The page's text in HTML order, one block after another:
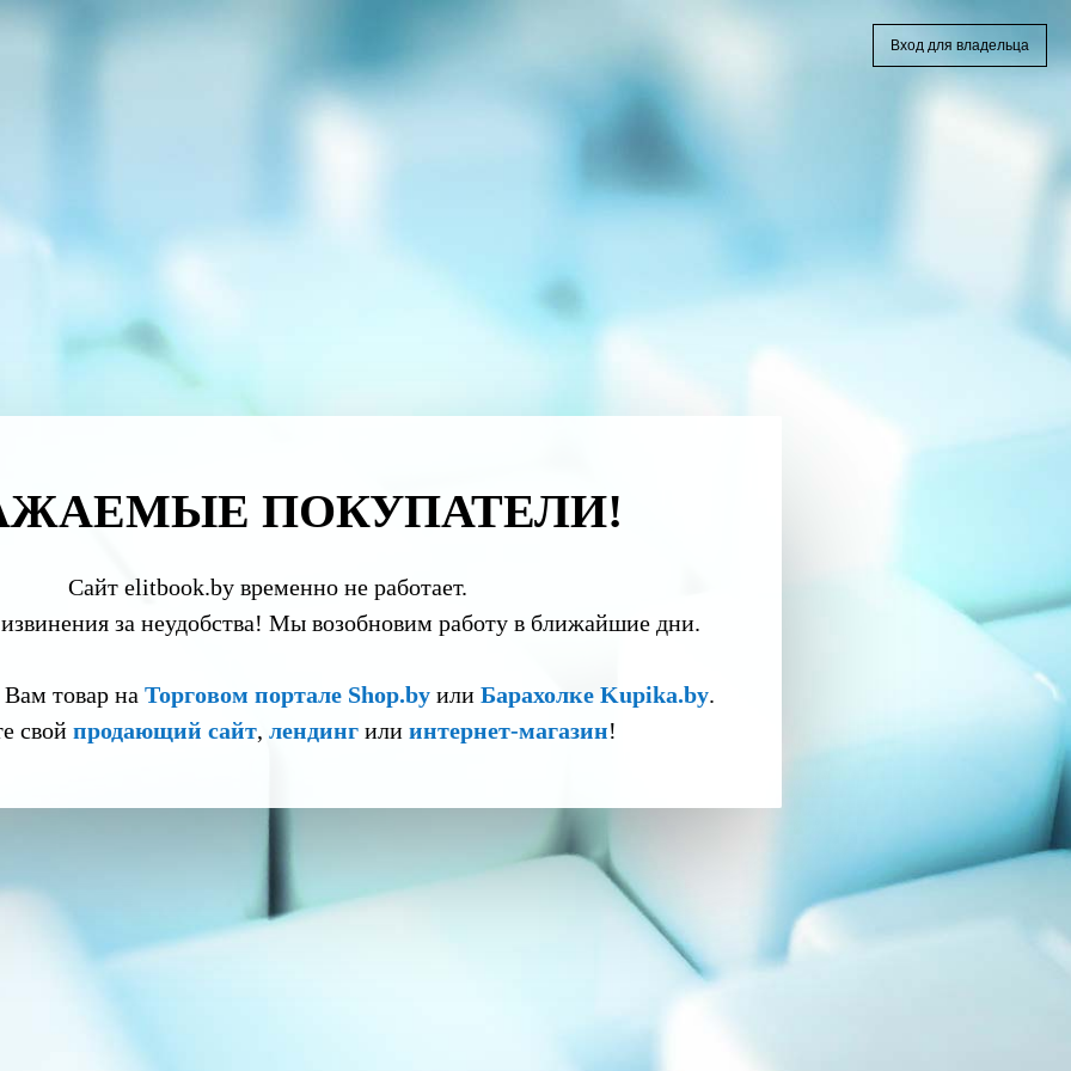
ПОКУПАТЕЛИ!
Сайт elitbook.by временно не работает.
за неудобства! Мы возобновим работу в ближайшие дни.
товар на Торговом портале Shop.byили Барахолке Kupika.by.
свой продающий сайт, лендингили интернет-магазин!
Вход для владельца